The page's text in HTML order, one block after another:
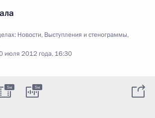
Новости, Выступления и стенограммы,
июля 2012 года, 16:30
5м 5м